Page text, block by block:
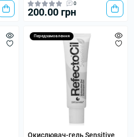
0
200.00 грн
Передзамовлення
Окислювач-гель Sensitive